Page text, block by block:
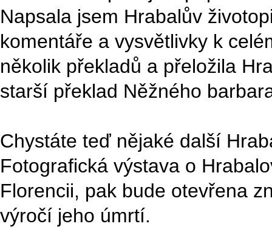
Napsala jsem Hrabalův
komentáře a vysvětlivky k
několik překladů a přeložila
starší překlad Něžného
Chystáte teď nějaké další
Fotografická výstava o
Florencii, pak bude otevřena
výročí jeho úmrtí.